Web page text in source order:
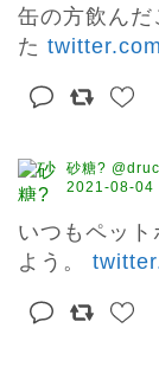
缶の方飲ん
た
砂糖?
2021-08-04
いつもペッ
よう。